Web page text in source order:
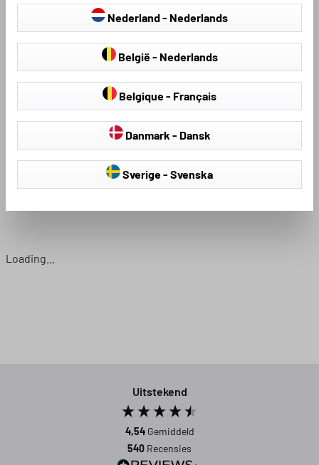
Stoelhoezen &
Stoelbekleding
hagelschermhoezen
Loading...
Uitstekend
4,54 Gemiddeld
540 Recensies
Nederland - Nederlands
België - Nederlands
Belgique - Français
Danmark - Dansk
Sverige - Svenska